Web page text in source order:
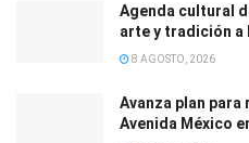
Agenda cultural
arte y tradición a
8 AGOSTO, 2026
Avanza plan
Avenida México